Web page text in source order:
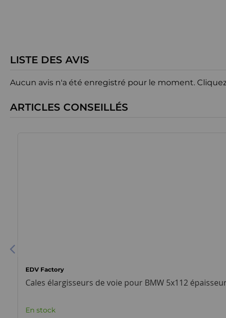
LISTE DES AVIS
Aucun avis n'a été enregistré pour le moment.
ARTICLES CONSEILLÉS
EDV Factory
Cales élargisseurs de voie pour BMW 5x112
En stock